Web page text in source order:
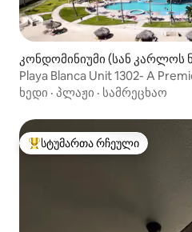
კონდომინიუმი (სან კარლოს
Playa Blanca Unit 1302- A
ხედი · პლაჟი · სამრეცხაო
სტუმართა რჩეული მოწინავე
სტუმართა რჩეული